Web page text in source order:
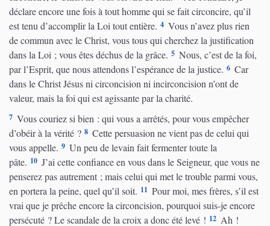
déclare encore une fois à tout homme qui se fait circoncire, qu’il
est tenu d’accomplir la Loi tout entière. 4 Vous n’avez plus rien
de commun avec le Christ, vous tous qui cherchez la justification
dans la Loi ; vous êtes déchus de la grâce. 5 Nous, c’est de la foi,
par l’Esprit, que nous attendons l’espérance de la justice. 6 Car
dans le Christ Jésus ni circoncision ni incirconcision n’ont de
valeur, mais la foi qui est agissante par la charité.
7 Vous couriez si bien : qui vous a arrêtés, pour vous empêcher
d’obéir à la vérité ? 8 Cette persuasion ne vient pas de celui qui
vous appelle. 9 Un peu de levain fait fermenter toute la
pâte. 10 J’ai cette confiance en vous dans le Seigneur, que vous ne
penserez pas autrement ; mais celui qui met le trouble parmi vous,
en portera la peine, quel qu’il soit. 11 Pour moi, mes frères, s’il est
vrai que je prêche encore la circoncision, pourquoi suis-je encore
persécuté ? Le scandale de la croix a donc été levé ! 12 Ah !